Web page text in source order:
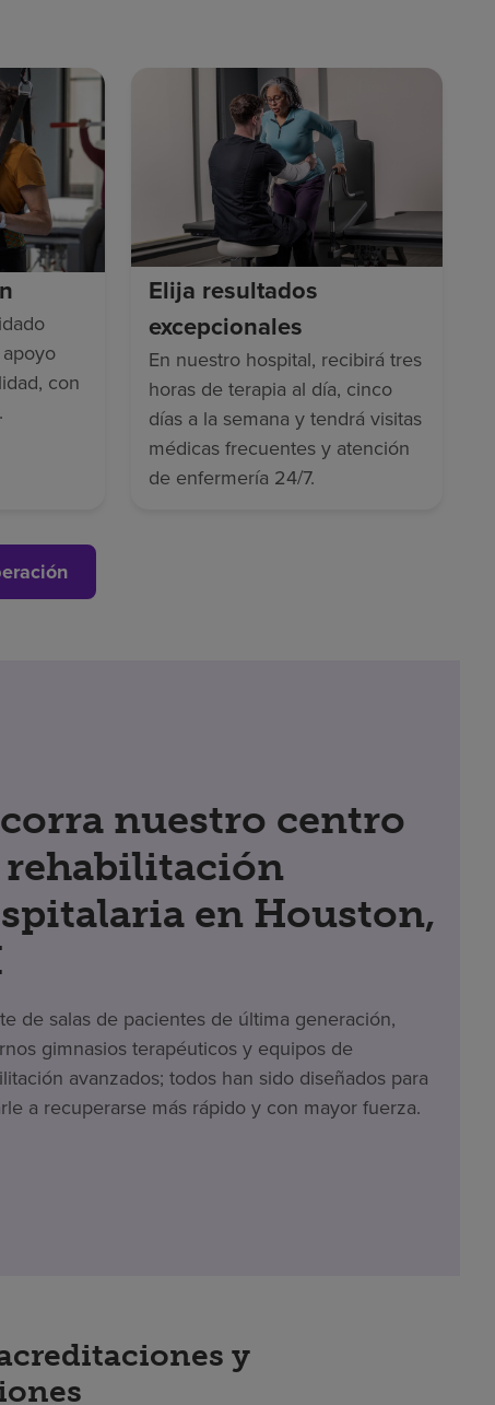
con
Elija resultados
excepcionales
En nuestro hospital, recibirá tres
horas de terapia al día, cinco
días a la semana y tendrá visitas
médicas frecuentes y atención
de enfermería 24/7.
nuestro centro
rehabilitación
en Houston,
de salas de pacientes de última generación,
gimnasios terapéuticos y equipos de
avanzados; todos han sido diseñados para
a recuperarse más rápido y con mayor fuerza.
y